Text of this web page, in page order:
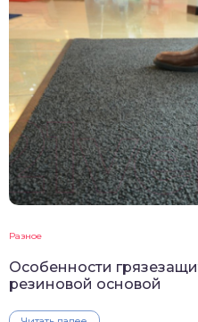
Разное
Особенности
резиновой основой